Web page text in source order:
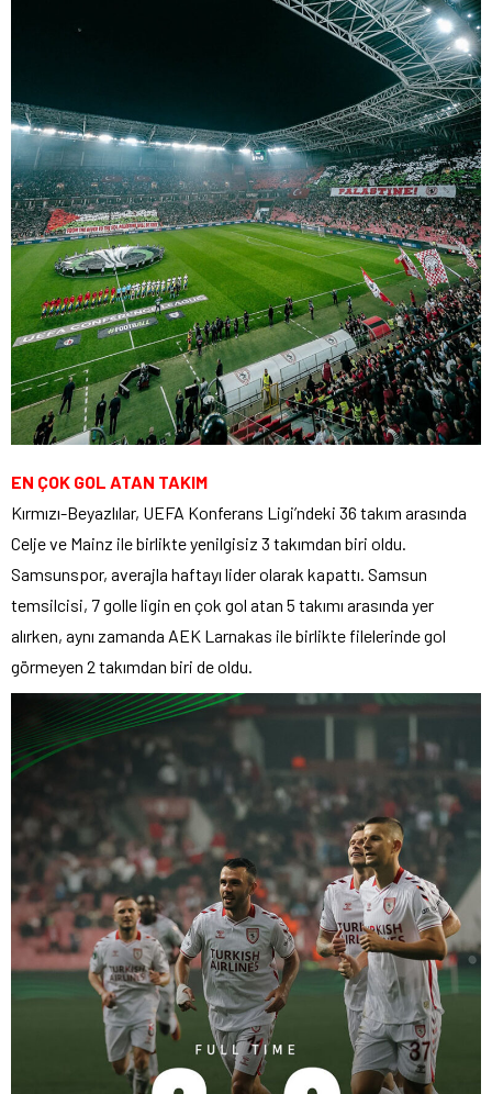
EN ÇOK GOL ATAN TAKIM
Kırmızı-Beyazlılar, UEFA Konferans Ligi’ndeki 36 takım arasında
Celje ve Mainz ile birlikte yenilgisiz 3 takımdan biri oldu.
Samsunspor, averajla haftayı lider olarak kapattı. Samsun
temsilcisi, 7 golle ligin en çok gol atan 5 takımı arasında yer
alırken, aynı zamanda AEK Larnakas ile birlikte filelerinde gol
görmeyen 2 takımdan biri de oldu.